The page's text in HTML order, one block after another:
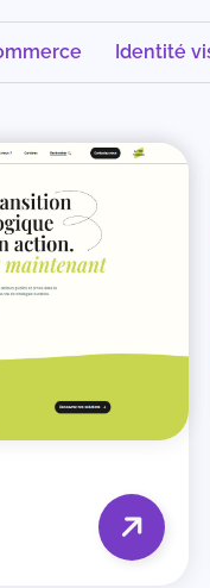
Identité